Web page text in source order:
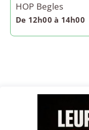
HOP Begles
De 12h00 à 14h00